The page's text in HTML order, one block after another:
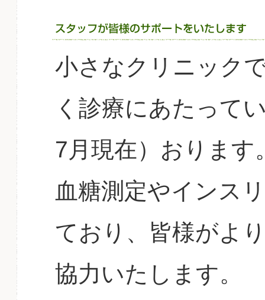
小さなクリニック
く診療にあたって
7月現在）おります
血糖測定やインス
ており、皆様がよ
協力いたします。